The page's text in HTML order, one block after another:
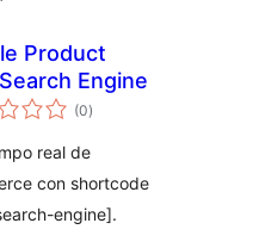
Product
Engine
(0общо
оценки
)
real de
con shortcode
engine].